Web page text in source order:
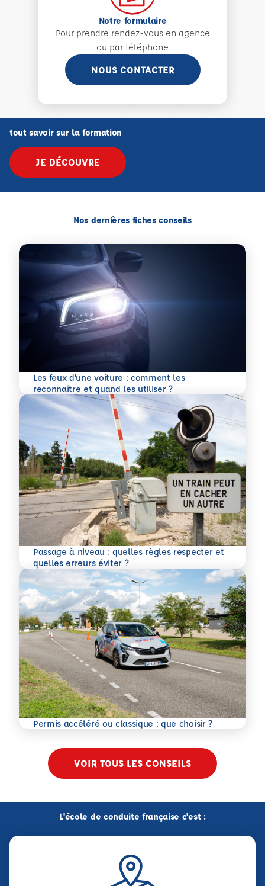
Notre formulaire
Pour prendre rendez-vous en agence
ou par téléphone
NOUS CONTACTER
tout savoir sur la formation
JE DÉCOUVRE
Nos dernières fiches conseils
Les feux d’une voiture : comment les
reconnaître et quand les utiliser ?
En savoir plus
Passage à niveau : quelles règles respecter et
quelles erreurs éviter ?
En savoir plus
Permis accéléré ou classique : que choisir ?
En savoir plus
VOIR TOUS LES CONSEILS
L'école de conduite française c'est :